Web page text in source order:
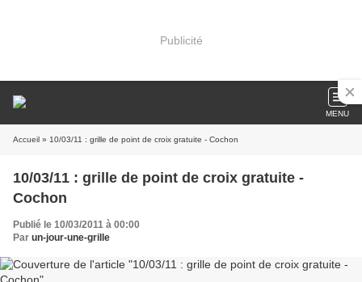
Publicité
MENU
Accueil » 10/03/11 : grille de point de croix gratuite - Cochon
10/03/11 : grille de point de croix gratuite -
Cochon
Publié le 10/03/2011 à 00:00
Par un-jour-une-grille